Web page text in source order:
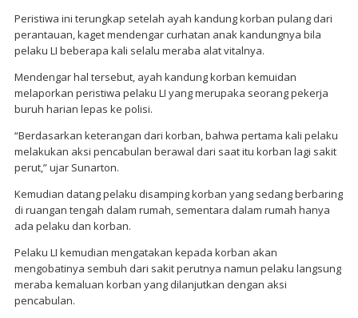
Peristiwa ini terungkap setelah ayah kandung korban pulang dari
perantauan, kaget mendengar curhatan anak kandungnya bila
pelaku LI beberapa kali selalu meraba alat vitalnya.
Mendengar hal tersebut, ayah kandung korban kemuidan
melaporkan peristiwa pelaku LI yang merupaka seorang pekerja
buruh harian lepas ke polisi.
“Berdasarkan keterangan dari korban, bahwa pertama kali pelaku
melakukan aksi pencabulan berawal dari saat itu korban lagi sakit
perut,” ujar Sunarton.
Kemudian datang pelaku disamping korban yang sedang berbaring
di ruangan tengah dalam rumah, sementara dalam rumah hanya
ada pelaku dan korban.
Pelaku LI kemudian mengatakan kepada korban akan
mengobatinya sembuh dari sakit perutnya namun pelaku langsung
meraba kemaluan korban yang dilanjutkan dengan aksi
pencabulan.